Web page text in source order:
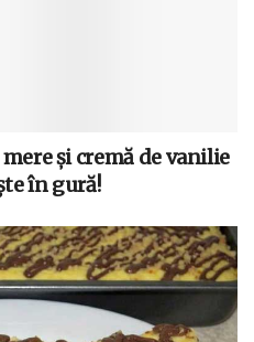
și cremă de vanilie
în gură!